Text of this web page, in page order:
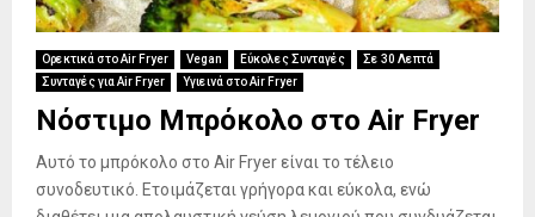
Ορεκτικά στο Air Fryer Vegan Εύκολες Συνταγές
Σε 30 Λεπτά
Συνταγές για Air Fryer
Υγιεινά στο Air Fryer
Νόστιμο Μπρόκολο στο Air Fryer
Αυτό το μπρόκολο στο Air Fryer είναι το τέλειο
συνοδευτικό. Ετοιμάζεται γρήγορα και εύκολα, ενώ